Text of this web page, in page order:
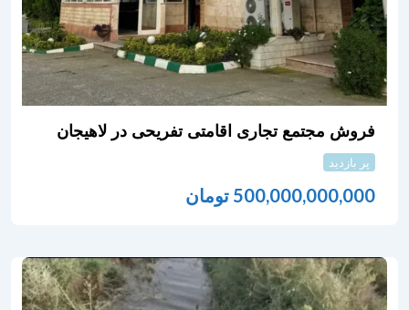
فروش مجتمع تجاری اقامتی تفریحی در لاهیجان
پر بازدید
500,000,000,000 تومان